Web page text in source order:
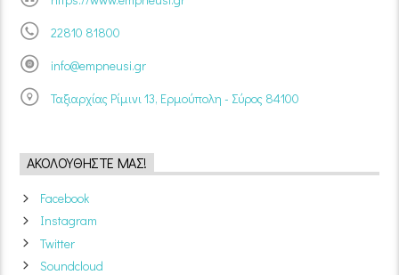
22810 81800
info@empneusi.gr
Ταξιαρχίας Ρίμινι 13, Ερμούπολη - Σύρος 84100
ΑΚΟΛΟΥΘΉΣΤΕ ΜΑΣ!
Facebook
Instagram
Twitter
Soundcloud